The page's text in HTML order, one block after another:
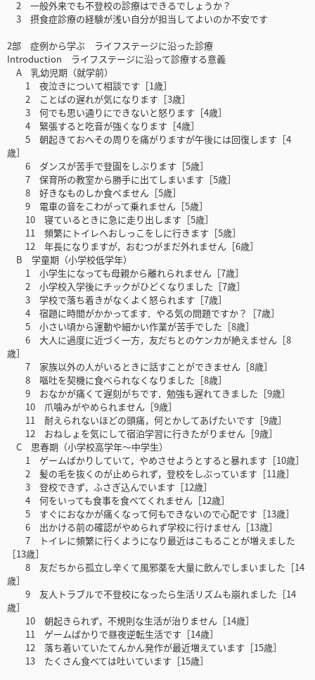
2 一般外来でも不登校の診療はできるでしょうか？
3 摂食症診療の経験が浅い自分が担当してよいのか不安です
2部 症例から学ぶ ライフステージに沿った診療
Introduction ライフステージに沿って診療する意義
A 乳幼児期（就学前）
1 夜泣きについて相談です［1歳］
2 ことばの遅れが気になります［3歳］
3 何でも思い通りにできないと怒ります［4歳］
4 緊張すると吃音が強くなります［4歳］
5 朝起きておへその周りを痛がりますが午後には回復します［4
歳］
6 ダンスが苦手で登園をしぶります［5歳］
7 保育所の教室から勝手に出てしまいます［5歳］
8 好きなものしか食べません［5歳］
9 電車の音をこわがって乗れません［5歳］
10 寝ているときに急に走り出します［5歳］
11 頻繁にトイレへおしっこをしに行きます［5歳］
12 年長になりますが，おむつがまだ外れません［6歳］
B 学童期（小学校低学年）
1 小学生になっても母親から離れられません［7歳］
2 小学校入学後にチックがひどくなりました［7歳］
3 学校で落ち着きがなくよく怒られます［7歳］
4 宿題に時間がかかってます．やる気の問題ですか？［7歳］
5 小さい頃から運動や細かい作業が苦手でした［8歳］
6 大人に過度に近づく一方，友だちとのケンカが絶えません［8
歳］
7 家族以外の人がいるときに話すことができません［8歳］
8 嘔吐を契機に食べられなくなりました［8歳］
9 おなかが痛くて遅刻がちです．勉強も遅れてきました［9歳］
10 爪噛みがやめられません［9歳］
11 耐えられないほどの頭痛，何とかしてあげたいです［9歳］
12 おねしょを気にして宿泊学習に行きたがりません［9歳］
C 思春期（小学校高学年～中学生）
1 ゲームばかりしていて，やめさせようとすると暴れます［10歳］
2 髪の毛を抜くのが止められず，登校をしぶっています［11歳］
3 登校できず，ふさぎ込んでいます［12歳］
4 何をいっても食事を食べてくれません［12歳］
5 すぐにおなかが痛くなって何もできないので心配です［13歳］
6 出かける前の確認がやめられず学校に行けません［13歳］
7 トイレに頻繁に行くようになり最近はこもることが増えました
［13歳］
8 友だちから孤立し辛くて風邪薬を大量に飲んでしまいました［14
歳］
9 友人トラブルで不登校になったら生活リズムも崩れました［14
歳］
10 朝起きられず，不規則な生活が治りません［14歳］
11 ゲームばかりで昼夜逆転生活です［14歳］
12 落ち着いていたてんかん発作が最近増えています［15歳］
13 たくさん食べては吐いています［15歳］